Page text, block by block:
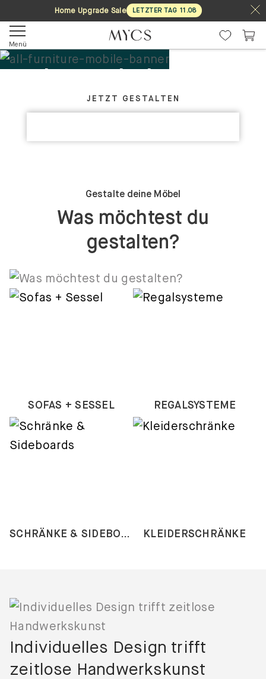
Home Upgrade Sale LETZTER TAG 11 .08
Menü
Deine Möbel. Dein
Design.JETZT GESTALTEN
Gestalte deine Möbel
Was möchtest du
gestalten?
SOFAS + SESSEL REGALSYSTEME
SCHRÄNKE & SIDEBOARDS KLEIDERSCHRÄNKE
Individuelles Design trifft
zeitlose Handwerkskunst